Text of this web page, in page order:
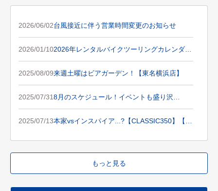
2026/06/02台風接近に伴う営業時間変更のお知らせ
2026/01/102026年レンタルバイクツーリングカレンダー
公開！
2025/08/09来週土曜はビアガーデン！【東名横浜店】
2025/07/318月のスケジュール！イベントも盛り沢
山！！
2025/07/13本家vsインスパイア...?【CLASSIC350】【G
もっと見る